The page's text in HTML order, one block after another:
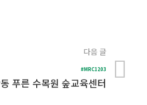
다음 글
#MRC1203
푸른 수목원 숲교육센터